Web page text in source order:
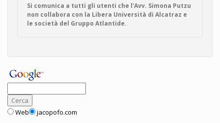
Si comunica a tutti gli utenti che l'Avv. Simona Putzu
non collabora con la Libera Università di Alcatraz e
le società del Gruppo Atlantide.
Web jacopofo.com